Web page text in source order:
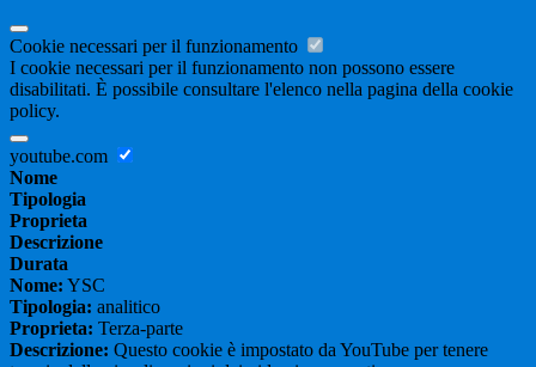
Cookie necessari per il funzionamento
I cookie necessari per il funzionamento non possono essere
disabilitati. È possibile consultare l'elenco nella pagina della cookie
policy.
youtube.com
Nome
Tipologia
Proprieta
Descrizione
Durata
Nome: YSC
Tipologia: analitico
Proprieta: Terza-parte
Descrizione: Questo cookie è impostato da YouTube per tenere